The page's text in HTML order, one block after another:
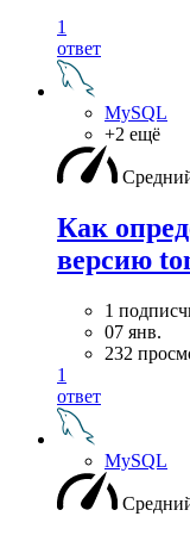
1
ответ
MySQL
+2 ещё
Как
версию
1
07 янв.
232
1
ответ
MySQL